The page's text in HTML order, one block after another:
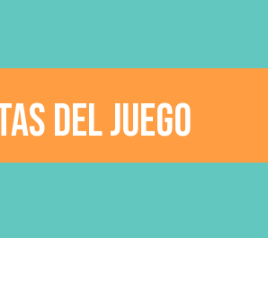
DEL JUEGO